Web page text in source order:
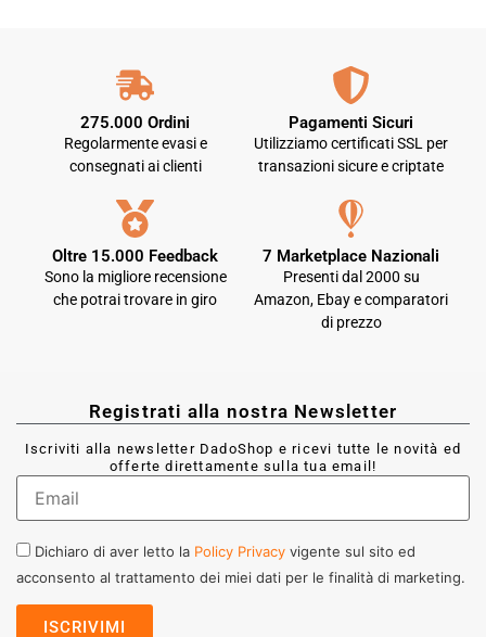
275.000 Ordini
Regolarmente evasi e
consegnati ai clienti
Pagamenti Sicuri
Utilizziamo certificati SSL per
transazioni sicure e criptate
Oltre 15.000 Feedback
Sono la migliore recensione
che potrai trovare in giro
7 Marketplace Nazionali
Presenti dal 2000 su
Amazon, Ebay e comparatori
di prezzo
Registrati alla nostra Newsletter
Iscriviti alla newsletter DadoShop e ricevi tutte le novità ed
offerte direttamente sulla tua email!
Dichiaro di aver letto la Policy Privacy vigente sul sito ed
acconsento al trattamento dei miei dati per le finalità di marketing.